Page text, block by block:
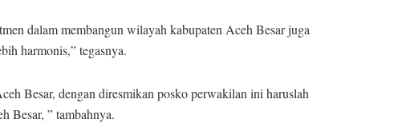
dalam membangun wilayah kabupaten Aceh Besar juga
harmonis,” tegasnya.
Besar, dengan diresmikan posko perwakilan ini haruslah
Besar, ” tambahnya.